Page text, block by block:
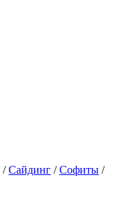
/ Сайдинг / Софиты /